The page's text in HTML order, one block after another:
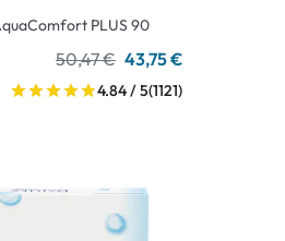
PLUS 90
50,47 € 43,75 €
4.84 / 5(1121)